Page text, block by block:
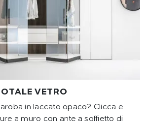
VETRO
in laccato opaco? Clicca e
a muro con ante a soffietto di